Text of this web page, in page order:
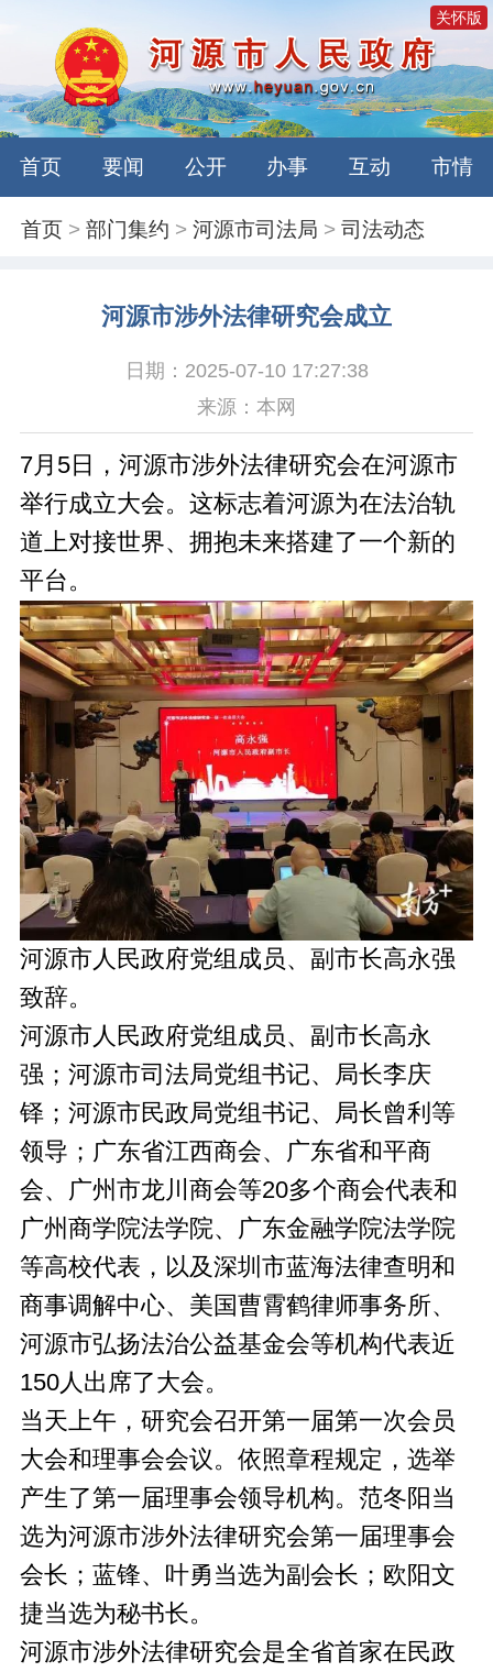
关怀版
首页 要闻 公开 办事 互动 市情
首页 >部门集约 >河源市司法局 >司法动态
河源市涉外法律研究会成立
日期：2025-07-10 17:27:38
来源：本网
7月5日，河源市涉外法律研究会在河源市
举行成立大会。这标志着河源为在法治轨
道上对接世界、拥抱未来搭建了一个新的
平台。
河源市人民政府党组成员、副市长高永强
致辞。
河源市人民政府党组成员、副市长高永
强；河源市司法局党组书记、局长李庆
铎；河源市民政局党组书记、局长曾利等
领导；广东省江西商会、广东省和平商
会、广州市龙川商会等20多个商会代表和
广州商学院法学院、广东金融学院法学院
等高校代表，以及深圳市蓝海法律查明和
商事调解中心、美国曹霄鹤律师事务所、
河源市弘扬法治公益基金会等机构代表近
150人出席了大会。
当天上午，研究会召开第一届第一次会员
大会和理事会会议。依照章程规定，选举
产生了第一届理事会领导机构。范冬阳当
选为河源市涉外法律研究会第一届理事会
会长；蓝锋、叶勇当选为副会长；欧阳文
捷当选为秘书长。
河源市涉外法律研究会是全省首家在民政